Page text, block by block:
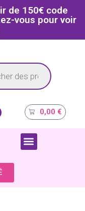
de 150€ code
vous pour voir
la santé
0,00€